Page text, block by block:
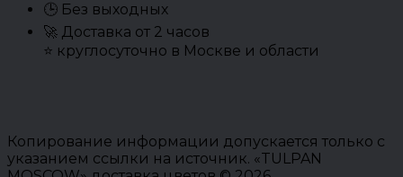
🕒 Без выходных
🚀 Доставка от 2 часов
⭐ круглосуточно в Москве и области
Копирование информации допускается только с
указанием ссылки на источник. «TULPAN